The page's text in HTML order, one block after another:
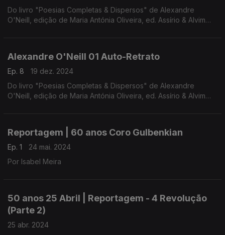
Do livro "Poesias Completas & Dispersos" de Alexandre
O'Neill, edição de Maria Antónia Oliveira, ed. Assírio & Alvim
Alexandre O'Neill 01 Auto-Retrato
Ep. 8
19 dez. 2024
Do livro "Poesias Completas & Dispersos" de Alexandre
O'Neill, edição de Maria Antónia Oliveira, ed. Assírio & Alvim
Reportagem | 60 anos Coro Gulbenkian
Ep. 1
24 mai. 2024
Por Isabel Meira
50 anos 25 Abril | Reportagem - 4 Revolução
(Parte 2)
25 abr. 2024